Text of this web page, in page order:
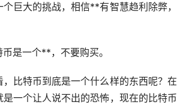
巨大的挑战，相信**有智慧趋利除弊，
是一个**，不要购买。
比特币到底是一个什么样的东西呢？在
一个让人说不出的恐怖，现在的比特币